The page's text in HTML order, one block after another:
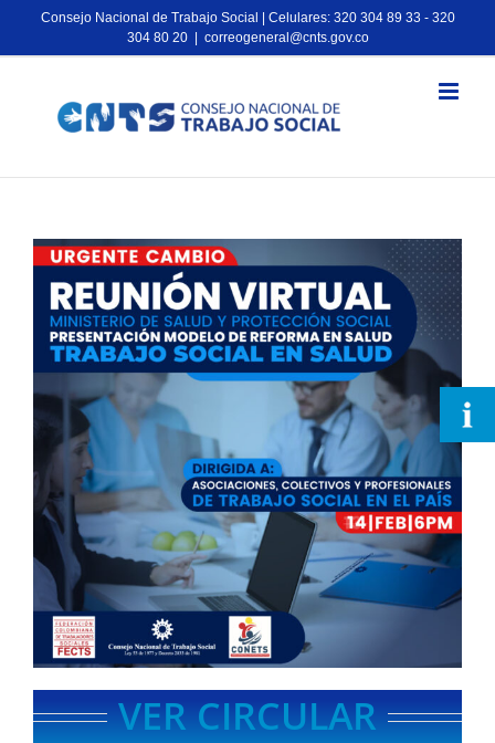
Consejo Nacional de Trabajo Social | Celulares: 320 304 89 33 - 320
304 80 20
correogeneral@cnts.gov.co
VER CIRCULAR